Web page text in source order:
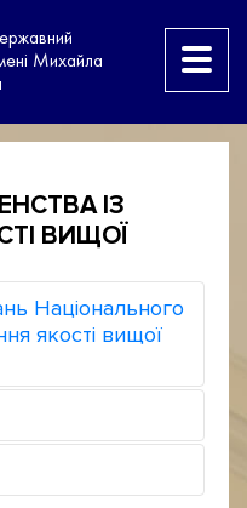
Михайла
ІЗ
ВИЩОЇ
Національного
якості вищої